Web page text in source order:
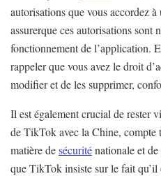
autorisations que vous accordez
assurerque ces autorisations sont
fonctionnement de l’application.
rappeler que vous avez le droit
modifier et de les supprimer,
Il est également crucial de rester
de TikTok avec la Chine, compte
matière desécuriténationale et
que TikTok insiste sur le fait qu’il